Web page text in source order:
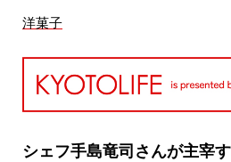
MAIN MENU
SERIES
洋菓子
シェフ手島竜司さんが主宰